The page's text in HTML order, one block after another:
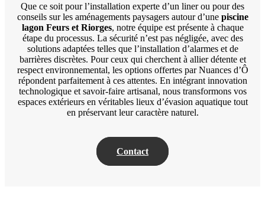
Que ce soit pour l’installation experte d’un liner ou pour des
conseils sur les aménagements paysagers autour d’une piscine
lagon Feurs et Riorges, notre équipe est présente à chaque
étape du processus. La sécurité n’est pas négligée, avec des
solutions adaptées telles que l’installation d’alarmes et de
barrières discrètes. Pour ceux qui cherchent à allier détente et
respect environnemental, les options offertes par Nuances d’Ô
répondent parfaitement à ces attentes. En intégrant innovation
technologique et savoir-faire artisanal, nous transformons vos
espaces extérieurs en véritables lieux d’évasion aquatique tout
en préservant leur caractère naturel.
Contact